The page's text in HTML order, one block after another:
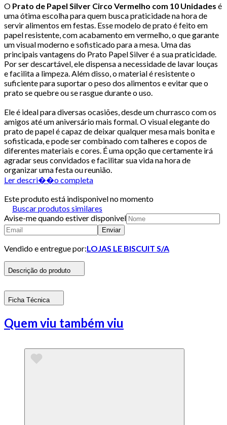
O Prato de Papel Silver Circo Vermelho com 10 Unidades é
uma ótima escolha para quem busca praticidade na hora de
servir alimentos em festas. Esse modelo de prato é feito em
papel resistente, com acabamento em vermelho, o que garante
um visual moderno e sofisticado para a mesa. Uma das
principais vantagens do Prato Papel Silver é a sua praticidade.
Por ser descartável, ele dispensa a necessidade de lavar louças
e facilita a limpeza. Além disso, o material é resistente o
suficiente para suportar o peso dos alimentos e evitar que o
prato se quebre ou se rasgue durante o uso.
Ele é ideal para diversas ocasiões, desde um churrasco com os
amigos até um aniversário mais formal. O visual elegante do
prato de papel é capaz de deixar qualquer mesa mais bonita e
sofisticada, e pode ser combinado com talheres e copos de
diferentes materiais e cores. É uma opção que certamente irá
agradar seus convidados e facilitar sua vida na hora de
organizar uma festa ou reunião.
Ler descri��o completa
Este produto está indisponivel no momento
Buscar produtos similares
Avise-me quando estiver disponivel
Enviar
Vendido e entregue por:LOJAS LE BISCUIT S/A
Descrição do produto
Ficha Técnica
Quem viu também viu